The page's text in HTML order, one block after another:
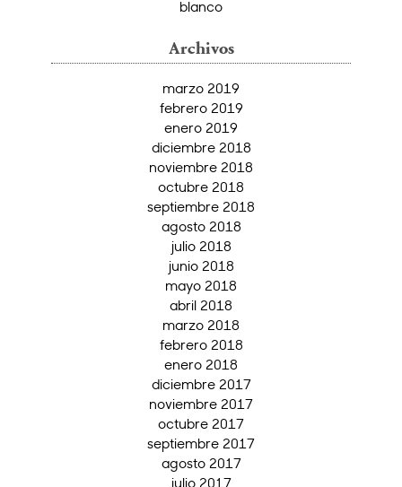
blanco
Archivos
marzo 2019
febrero 2019
enero 2019
diciembre 2018
noviembre 2018
octubre 2018
septiembre 2018
agosto 2018
julio 2018
junio 2018
mayo 2018
abril 2018
marzo 2018
febrero 2018
enero 2018
diciembre 2017
noviembre 2017
octubre 2017
septiembre 2017
agosto 2017
julio 2017